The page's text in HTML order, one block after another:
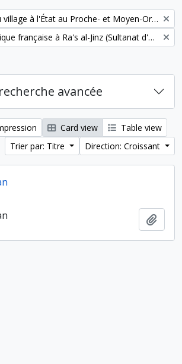
Serge Cleuziou. Du village à l'État au Proche- et Moyen-Orient
Mission archéologique française à Ra's al-Jinz (Sultanat d'Oman)
avancée
Card view
Table view
Trier par: Titre
Direction: Croissant